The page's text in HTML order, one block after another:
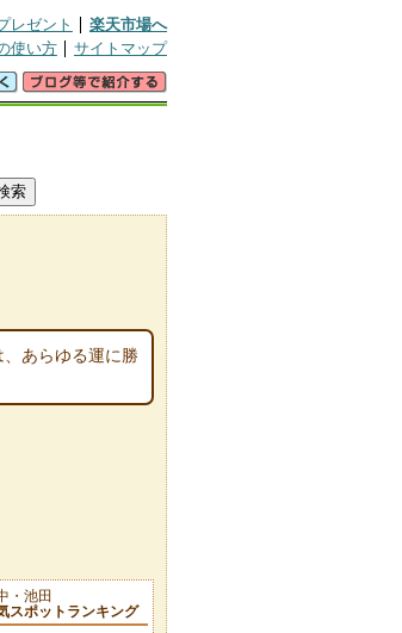
レゼント
楽天市場へ
使い方 サイトマップ
あらゆる運に勝
・池田
スポットランキング